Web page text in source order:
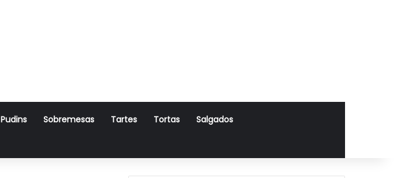
Pudins Sobremesas Tartes Tortas Salgados